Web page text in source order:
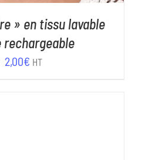
» en tissu lavable
Le
2,00€ Le
HT